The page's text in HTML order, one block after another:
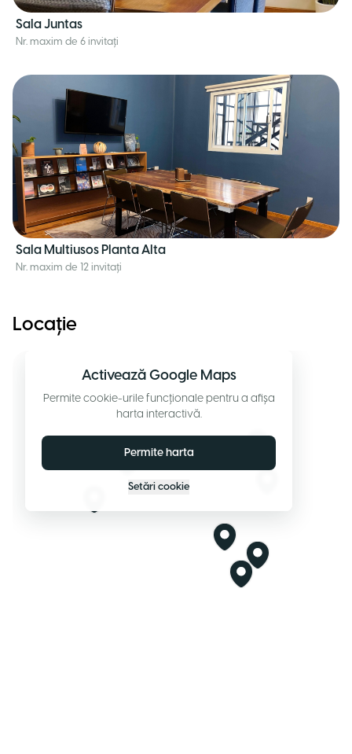
Sala Juntas
Nr. maxim de 6 invitați
Sala Multiusos Planta Alta
Nr. maxim de 12 invitați
Locație
Activează Google Maps
Permite cookie-urile funcționale pentru a afișa
harta interactivă.
Permite harta
Setări cookie